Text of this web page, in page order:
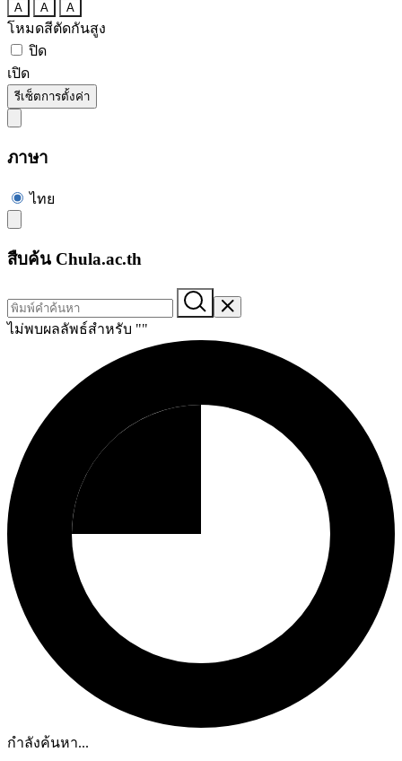
A A A
โหมดสีตัดกันสูง
ปิด
เปิด
รีเซ็ตการตั้งค่า
ภาษา
ไทย
สืบค้น Chula.ac.th
ไม่พบผลลัพธ์สำหรับ ""
กำลังค้นหา...